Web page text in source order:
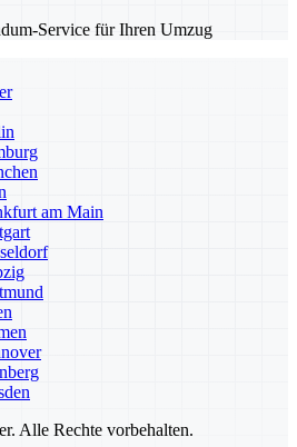
Service für Ihren Umzug
am Main
Alle Rechte vorbehalten.